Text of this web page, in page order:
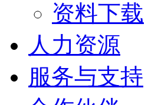
资料下载
人力资源
服务与支持